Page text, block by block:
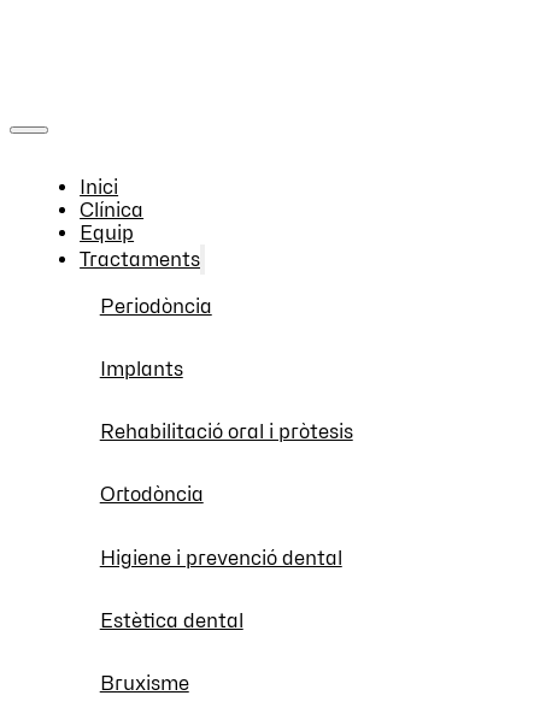
Inici
Clínica
Equip
Tractaments
Periodòncia
Implants
Rehabilitació oral i pròtesis
Ortodòncia
Higiene i prevenció dental
Estètica dental
Bruxisme